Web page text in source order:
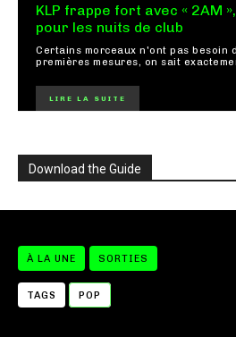
KLP frappe fort avec « 2AM
pour les nuits de club
Certains morceaux n'ont pas besoin
premières mesures, on sait
LIRE LA SUITE
Download the Guide
À LA UNE SORTIES
TAGS POP